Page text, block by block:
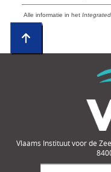
Alle informatie in het
Vlaams Instituut voor de